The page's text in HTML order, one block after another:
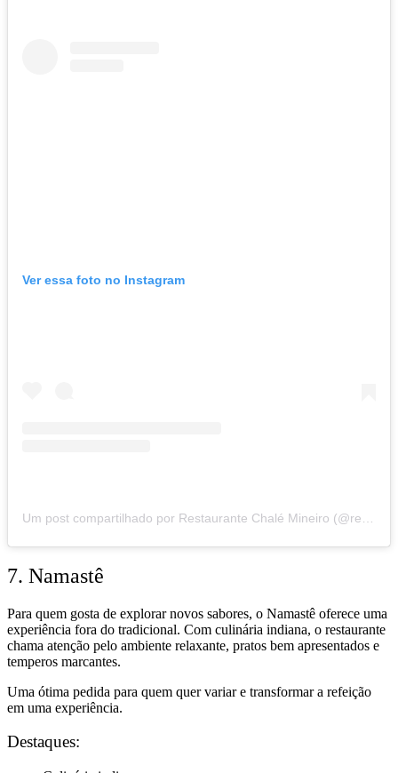
Ver essa foto no Instagram
7. Namastê
Para quem gosta de explorar novos sabores, o Namastê oferece uma
experiência fora do tradicional. Com culinária indiana, o restaurante
chama atenção pelo ambiente relaxante, pratos bem apresentados e
temperos marcantes.
Uma ótima pedida para quem quer variar e transformar a refeição
em uma experiência.
Destaques: